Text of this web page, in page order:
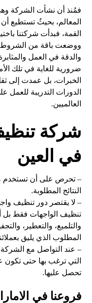
فمُنذ أن نشأت الشركة
المعالم، بحيثُ تستطيع
القمة، فبدأت شركتنا
ووضعت باقة من الشروط
والدقة في العمل
ضرورية للغاية في تلك
الخبرات، بل عمدت إلى
الدورات التدريبة
العالميين.
شركة
في العين
– تحرص على أن
النتائج المطلوبة.
– لا يقتصر دور تنظيف
تنظيف الواجهات فقط بل
والتلميع، والتعطير،
المطلوب الذي يليق
– عند التواصل مع
التي ترغب بها حتى
تحصل عليها.
فروعنا في